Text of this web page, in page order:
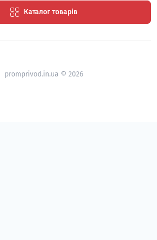
Каталог товарів
promprivod.in.ua © 2026